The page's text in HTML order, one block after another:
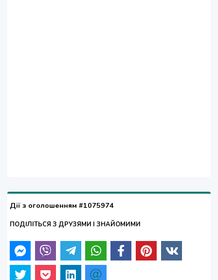
Дії з оголошенням #1075974
ПОДІЛІТЬСЯ З ДРУЗЯМИ І ЗНАЙОМИМИ